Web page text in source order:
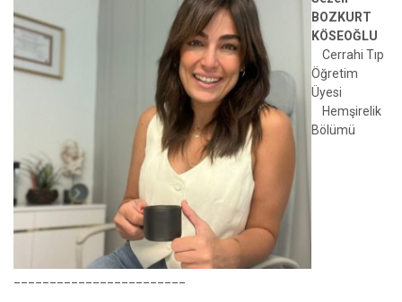
BOZKURT
KÖSEOĞLU
Cerrahi Tıp
Öğretim
Üyesi
Hemşirelik
Bölümü